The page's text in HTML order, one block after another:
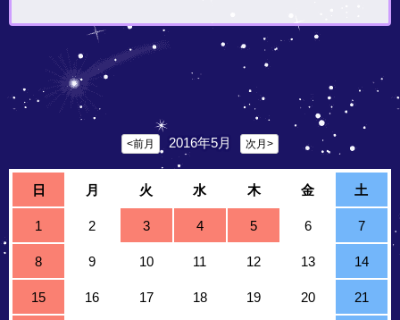
<前月 2016年5月 次月>
日 月 火 水 木 金 土
1 2 3 4 5 6 7
8 9 10 11 12 13 14
15 16 17 18 19 20 21